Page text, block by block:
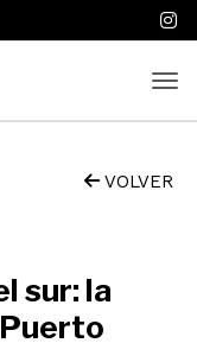
VOLVER
sur: la